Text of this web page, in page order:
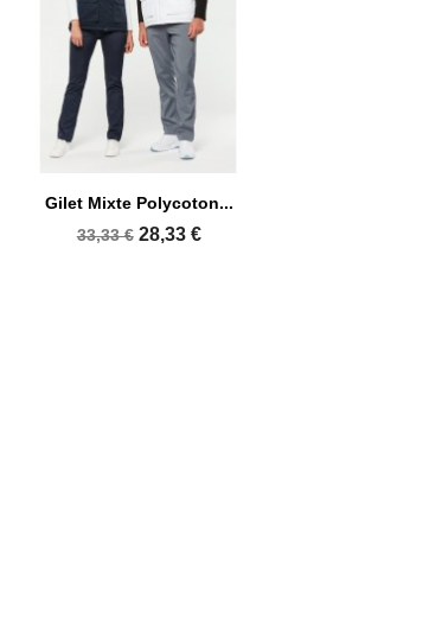
Aperçu rapide
Gilet Mixte Polycoton...
33,33 € 28,33 €